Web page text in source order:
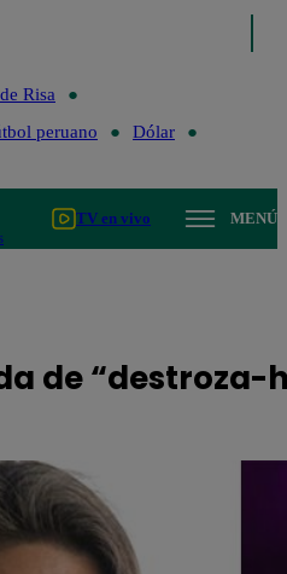
Risa
peruano
Dólar
TV en vivo MENÚ
de “destroza-